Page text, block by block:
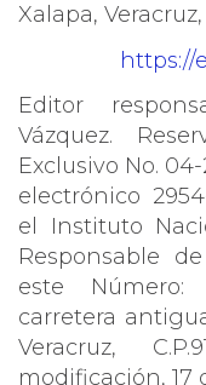
Xalapa, Veracruz,
https://
Editor
Vázquez.
Exclusivo No.
electrónico
el Instituto
Responsable
este Número:
carretera
Veracruz,
modificación, 17